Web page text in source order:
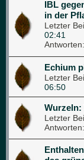
IBL
in der
Letzter
02:41
Antworten:
Echium
Letzter
06:50
Wurzeln:
Letzter
Antworten: